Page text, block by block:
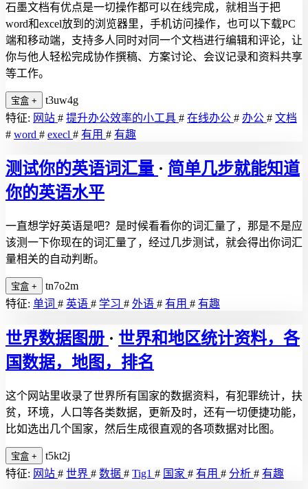
石墨文档有优点是一切操作都可以在线完成，就相当于把
word和excel放到的浏览器里，手机访问操作，也可以下载PC
端和移动端，支持多人同时对同一个文档进行编辑和评论，让
你与他人轻松完成协作撰稿、方案讨论、会议记录和资料共享
等工作。
宝盒 +
t3uw4g
特征: 网站 # 提升办公效率的小工具 # 在线办公 # 办公 # 文档
# word # execl # 有用 # 有趣
测试你的英语词汇量 · 简单几步就能知道
你的英语水平
一直想学好英语是吧？是时候看看你的词汇量了，那是不是应
该测一下你现在的词汇量了，经过几步测试，就会得出你词汇
量相关的自动判断。
宝盒 +
tn7o2m
特征: 单词 # 英语 # 学习 # 外语 # 有用 # 有趣
世界数据图册 · 世界和地区统计资料，各
国数据，地图，排名
这个网站里收录了世界所有国家的数据资料，有犯罪统计，扶
贫，环境，人口等各类数据，更新及时，还有一切便捷功能，
比如选出几个国家，然后生成很直观的各项数据对比图。
宝盒 +
t5kt2j
特征: 网站 # 世界 # 数据 # Tig1 # 国家 # 有用 # 分析 # 有趣